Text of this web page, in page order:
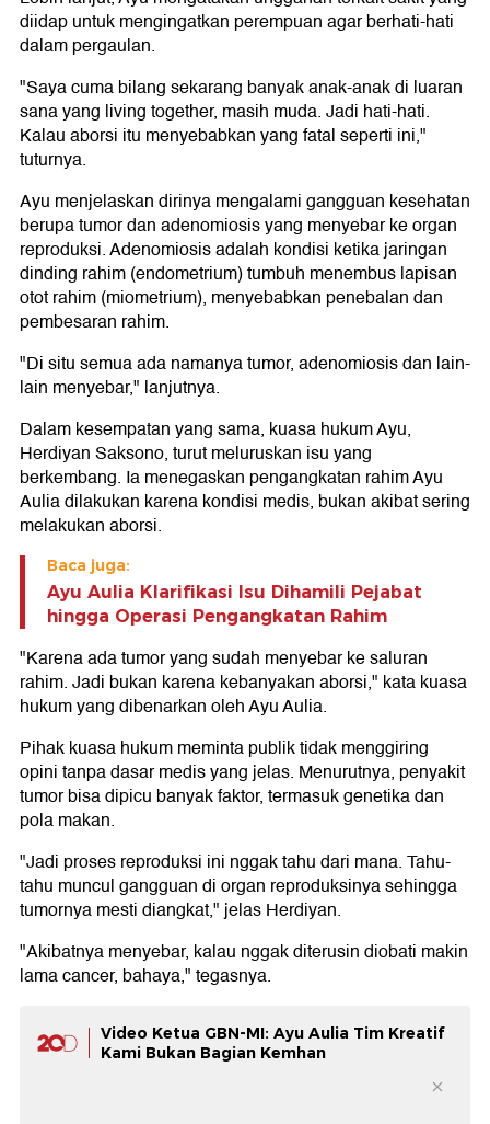
diidap untuk mengingatkan perempuan agar berhati-hati
dalam pergaulan.
"Saya cuma bilang sekarang banyak anak-anak di luaran
sana yang living together, masih muda. Jadi hati-hati.
Kalau aborsi itu menyebabkan yang fatal seperti ini,"
tuturnya.
Ayu menjelaskan dirinya mengalami gangguan kesehatan
berupa tumor dan adenomiosis yang menyebar ke organ
reproduksi. Adenomiosis adalah kondisi ketika jaringan
dinding rahim (endometrium) tumbuh menembus lapisan
otot rahim (miometrium), menyebabkan penebalan dan
pembesaran rahim.
"Di situ semua ada namanya tumor, adenomiosis dan lain-
lain menyebar," lanjutnya.
Dalam kesempatan yang sama, kuasa hukum Ayu,
Herdiyan Saksono, turut meluruskan isu yang
berkembang. Ia menegaskan pengangkatan rahim Ayu
Aulia dilakukan karena kondisi medis, bukan akibat sering
melakukan aborsi.
Baca juga:
Ayu Aulia Klarifikasi Isu Dihamili Pejabat
hingga Operasi Pengangkatan Rahim
"Karena ada tumor yang sudah menyebar ke saluran
rahim. Jadi bukan karena kebanyakan aborsi," kata kuasa
hukum yang dibenarkan oleh Ayu Aulia.
Pihak kuasa hukum meminta publik tidak menggiring
opini tanpa dasar medis yang jelas. Menurutnya, penyakit
tumor bisa dipicu banyak faktor, termasuk genetika dan
pola makan.
"Jadi proses reproduksi ini nggak tahu dari mana. Tahu-
tahu muncul gangguan di organ reproduksinya sehingga
tumornya mesti diangkat," jelas Herdiyan.
"Akibatnya menyebar, kalau nggak diterusin diobati makin
lama cancer, bahaya," tegasnya.
Video Ketua GBN-MI: Ayu Aulia Tim Kreatif
Kami Bukan Bagian Kemhan